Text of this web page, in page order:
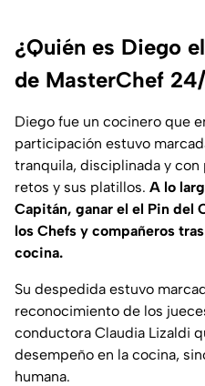
¿Quién es Diego
de MasterChef
Diego fue un cocinero que
participación estuvo
tranquila, disciplinada y con
retos y sus platillos. A lo
Capitán, ganar el el Pin del
los Chefs y compañeros
cocina.
Su despedida estuvo
reconocimiento de los
conductora Claudia Lizaldi
desempeño en la cocina,
humana.